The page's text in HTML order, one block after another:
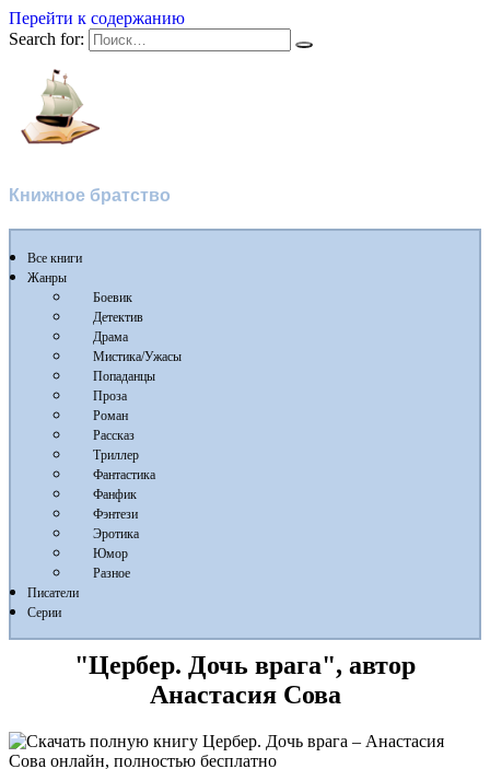
Перейти к содержанию
Search for:
Книжное братство
Все книги
Жанры
Боевик
Детектив
Драма
Мистика/Ужасы
Попаданцы
Проза
Роман
Рассказ
Триллер
Фантастика
Фанфик
Фэнтези
Эротика
Юмор
Разное
Писатели
Серии
"Цербер. Дочь врага", автор
Анастасия Сова